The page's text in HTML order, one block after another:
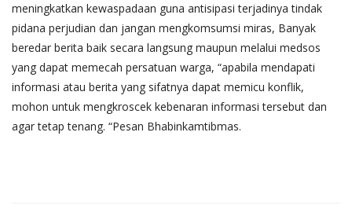
meningkatkan kewaspadaan guna antisipasi terjadinya tindak
pidana perjudian dan jangan mengkomsumsi miras, Banyak
beredar berita baik secara langsung maupun melalui medsos
yang dapat memecah persatuan warga, “apabila mendapati
informasi atau berita yang sifatnya dapat memicu konflik,
mohon untuk mengkroscek kebenaran informasi tersebut dan
agar tetap tenang. “Pesan Bhabinkamtibmas.